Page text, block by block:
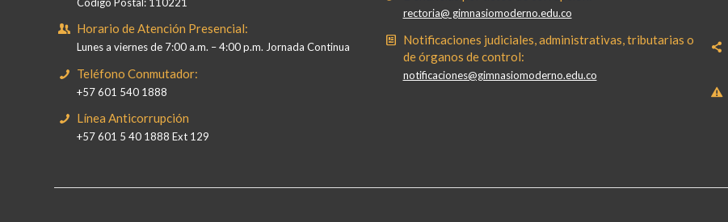
Código Postal: 110221
Horario de Atención Presencial:
Lunes a viernes de 7:00 a.m. – 4:00 p.m. Jornada Continua
Teléfono Conmutador:
+57 601 540 1888
Línea Anticorrupción
+57 601 5 40 1888 Ext 129
rectoria@ gimnasiomoderno.edu.co
Notificaciones judiciales, administrativas, tributarias o
de órganos de control:
notificaciones@gimnasiomoderno.edu.co